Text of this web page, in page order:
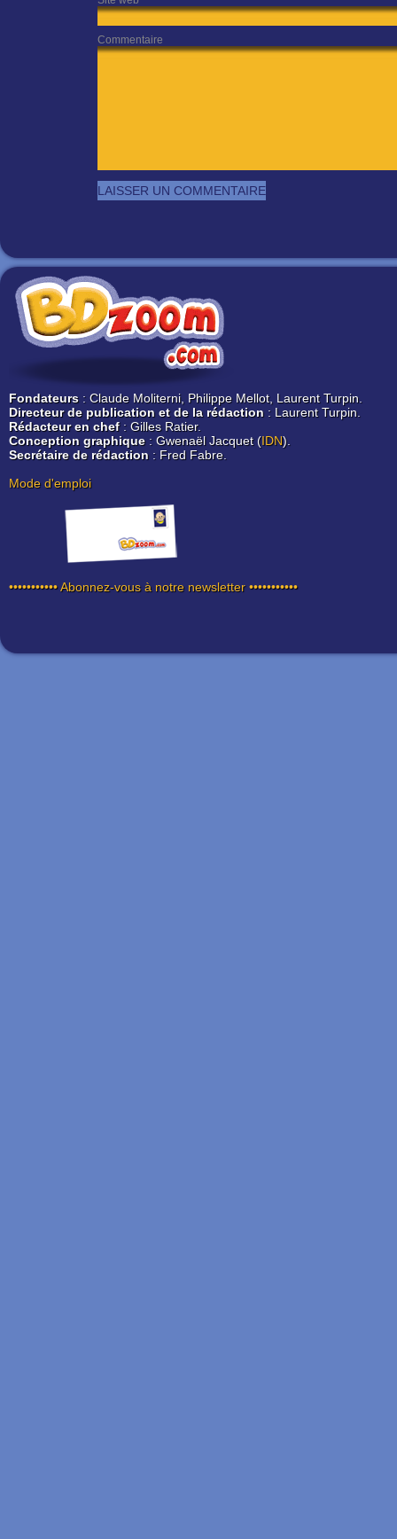
Commentaire
Fondateurs : Claude Moliterni, Philippe Mellot, Laurent Turpin.
Directeur de publication et de la rédaction : Laurent Turpin.
Rédacteur en chef: Gilles Ratier.
Conception graphique: Gwenaël Jacquet (IDN).
Secrétaire de rédaction : Fred Fabre.
Mode d'emploi
••••••••••• Abonnez-vous à notre newsletter •••••••••••